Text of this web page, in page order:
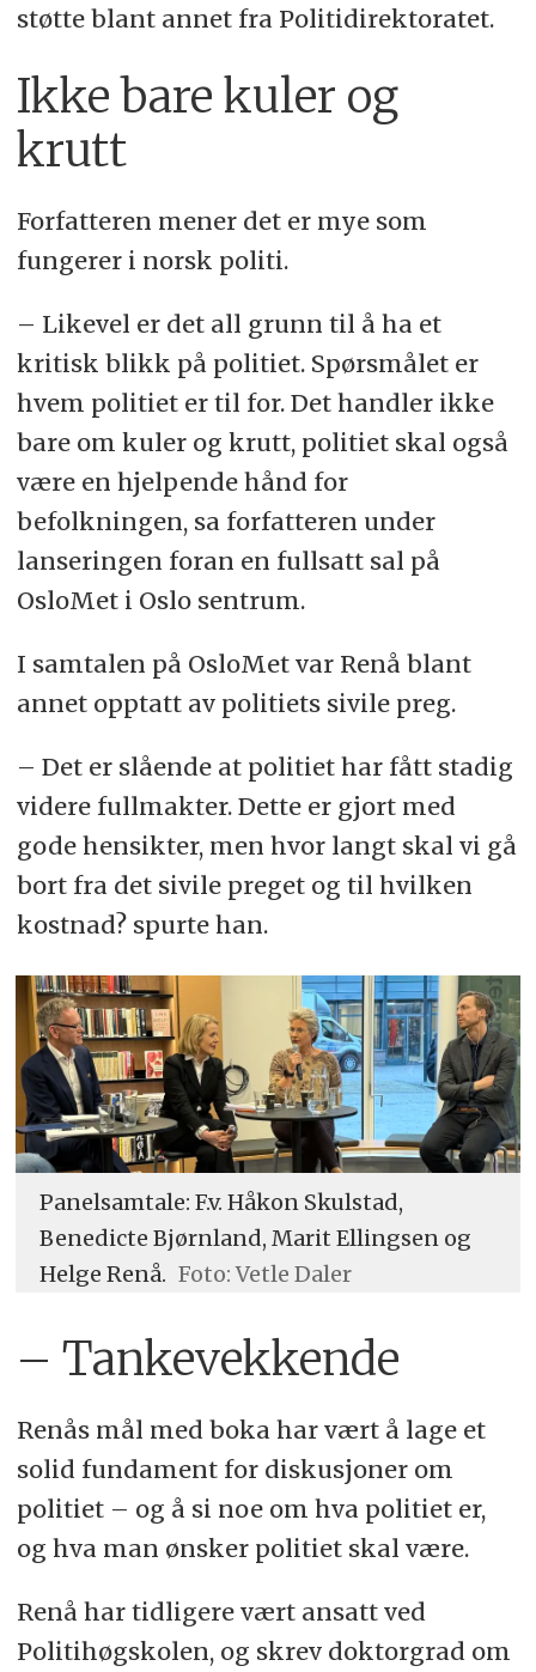
støtte blant annet fra Politidirektoratet.
Ikke bare kuler og
krutt
Forfatteren mener det er mye som
fungerer i norsk politi.
– Likevel er det all grunn til å ha et
kritisk blikk på politiet. Spørsmålet er
hvem politiet er til for. Det handler ikke
bare om kuler og krutt, politiet skal også
være en hjelpende hånd for
befolkningen, sa forfatteren under
lanseringen foran en fullsatt sal på
OsloMet i Oslo sentrum.
I samtalen på OsloMet var Renå blant
annet opptatt av politiets sivile preg.
– Det er slående at politiet har fått stadig
videre fullmakter. Dette er gjort med
gode hensikter, men hvor langt skal vi gå
bort fra det sivile preget og til hvilken
kostnad? spurte han.
Panelsamtale: F.v. Håkon Skulstad,
Benedicte Bjørnland, Marit Ellingsen og
Helge Renå. Foto: Vetle Daler
– Tankevekkende
Renås mål med boka har vært å lage et
solid fundament for diskusjoner om
politiet – og å si noe om hva politiet er,
og hva man ønsker politiet skal være.
Renå har tidligere vært ansatt ved
Politihøgskolen, og skrev doktorgrad om